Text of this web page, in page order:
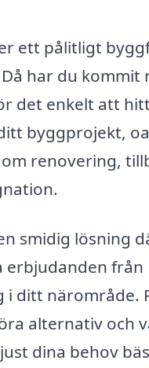
ett pålitligt
har du kommit
det enkelt att
byggprojekt,
renovering,
smidig lösning
erbjudanden från
i ditt närområde.
alternativ och
dina behov